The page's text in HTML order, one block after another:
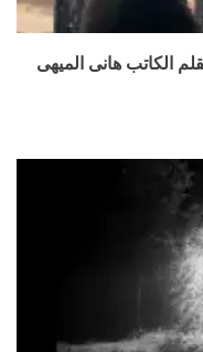
الكاتب هانى الميهى